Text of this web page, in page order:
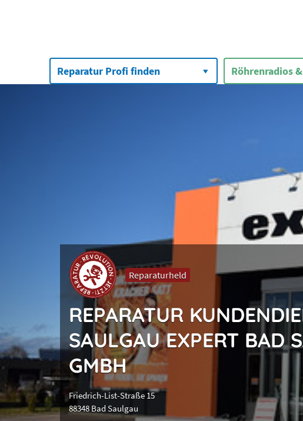
Reparatur Profi finden Röhrenradios
Reparaturheld
REPARATUR
SAULGAU EXPERT BAD
GMBH
Friedrich-List-Straße 15
88348 Bad Saulgau